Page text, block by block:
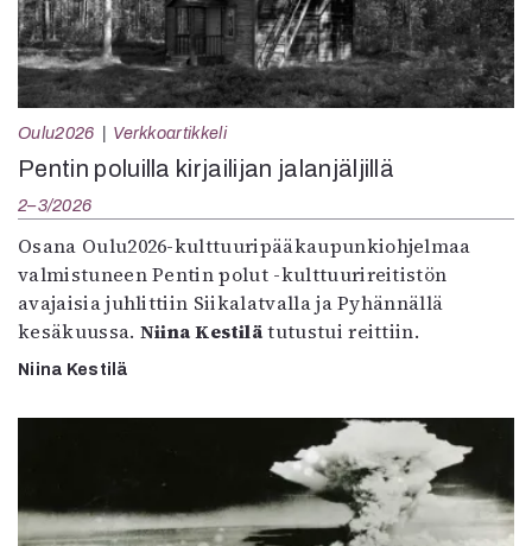
Oulu2026 Verkkoartikkeli
Pentin poluilla kirjailijan jalanjäljillä
2–3/2026
Osana Oulu2026-kulttuuripääkaupunkiohjelmaa
valmistuneen Pentin polut -kulttuurireitistön
avajaisia juhlittiin Siikalatvalla ja Pyhännällä
kesäkuussa. Niina Kestilätutustui reittiin.
Niina Kestilä